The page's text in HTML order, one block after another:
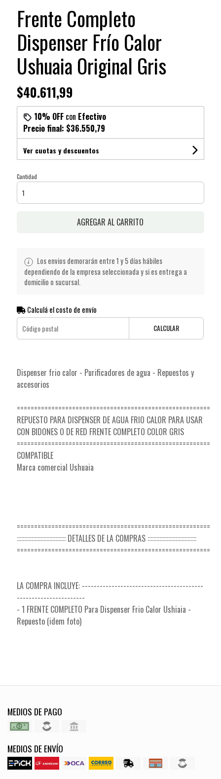
Frente Completo
Dispenser Frío Calor
Ushuaia Original Gris
$40.611,99
10% OFFcon Efectivo
Precio final: $36.550,79
Ver cuotas y descuentos
Cantidad
AGREGAR AL CARRITO
Los envios demorarán entre 1 y 5 días hábiles
dependiendo de la empresa seleccionada y si es entrega a
domicilio o sucursal.
Calculá el costo de envío
CALCULAR
Dispenser frio calor - Purificadores de agua - Repuestos y
accesorios
========================================================
REPUESTO PARA DISPENSER DE AGUA FRIO CALOR PARA USAR
CON BIDONES O DE RED FRENTE COMPLETO COLOR GRIS
========================================================
COMPATIBLE
Marca comercial Ushuaia
========================================================
::::::::::::::::::::::::::::::::: DETALLES DE LA COMPRAS :::::::::::::::::::::::::::::::::
========================================================
LA COMPRA INCLUYE: -----------------------------------------
-----------------------
- 1 FRENTE COMPLETO Para Dispenser Frio Calor Ushiaia -
Repuesto (idem foto)
MEDIOS DE PAGO
MEDIOS DE ENVÍO